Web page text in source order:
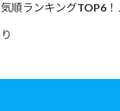
順ランキングTOP6